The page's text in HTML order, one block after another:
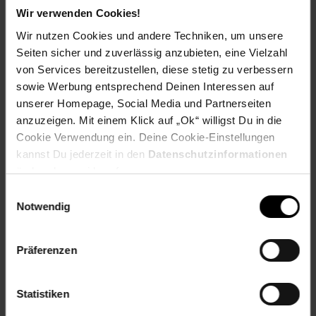
Wir verwenden Cookies!
Wir nutzen Cookies und andere Techniken, um unsere
Seiten sicher und zuverlässig anzubieten, eine Vielzahl
von Services bereitzustellen, diese stetig zu verbessern
sowie Werbung entsprechend Deinen Interessen auf
unserer Homepage, Social Media und Partnerseiten
anzuzeigen. Mit einem Klick auf „Ok“ willigst Du in die
Cookie Verwendung ein. Deine Cookie-Einstellungen
kannst Du jederzeit in den Datenschutzinformationen
ändern bzw. widerrufen.
Notwendig
Präferenzen
Statistiken
empfindliche Pflanzen
Optimale Bedingungen für bestmögliche Ergebnisse -
Schaffen Sie die besten Bedingungen für Ihre Blumen und
Pflanzen. Bauen Sie Ihre eigenen Gurken, Tomaten oder
anderes Gemüse an
Maße:
247 x 185 x 208 cm (LxBxH)
Artikelnummer: 2506158000
Versandinformationen